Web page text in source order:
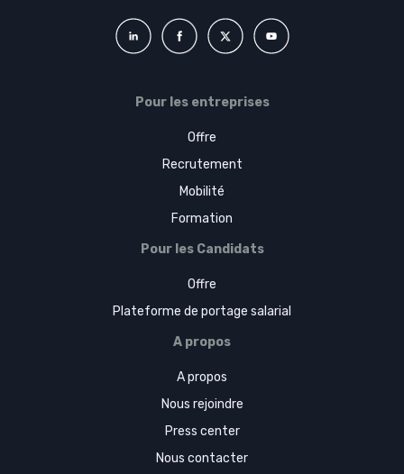
Pour les entreprises
Offre
Recrutement
Mobilité
Formation
Pour les Candidats
Offre
Plateforme de portage salarial
A propos
A propos
Nous rejoindre
Press center
Nous contacter